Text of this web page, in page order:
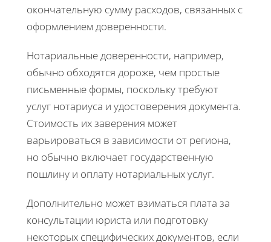
окончательную сумму расходов, связанных с
оформлением доверенности.
Нотариальные доверенности, например,
обычно обходятся дороже, чем простые
письменные формы, поскольку требуют
услуг нотариуса и удостоверения документа.
Стоимость их заверения может
варьироваться в зависимости от региона,
но обычно включает государственную
пошлину и оплату нотариальных услуг.
Дополнительно может взиматься плата за
консультации юриста или подготовку
некоторых специфических документов, если